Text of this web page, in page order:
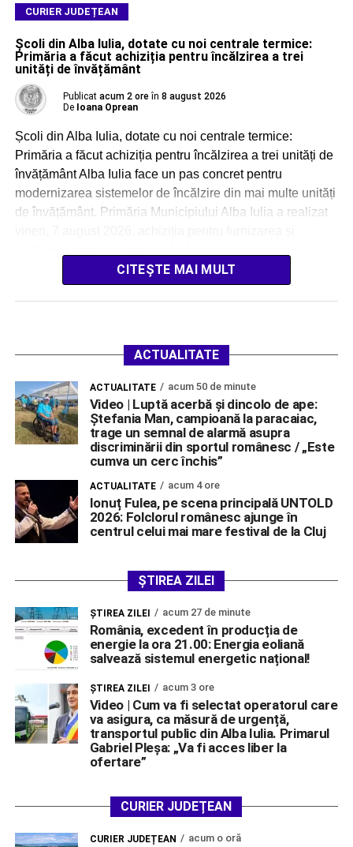
CURIER JUDEȚEAN
Școli din Alba Iulia, dotate cu noi centrale termice:
Primăria a făcut achiziția pentru încălzirea a trei
unități de învățământ
Publicat acum 2 ore în 8 august 2026
De Ioana Oprean
Școli din Alba Iulia, dotate cu noi centrale termice:
Primăria a făcut achiziția pentru încălzirea a trei unități de
învățământ Alba Iulia face un pas concret pentru
modernizarea sistemelor de încălzire din mai multe unități
de învățământ. Primăria Municipiului Alba Iulia a realizat
CITEȘTE MAI MULT
ACTUALITATE
ACTUALITATE acum 50 de minute
Video | Luptă acerbă și dincolo de ape:
Ștefania Man, campioană la paracaiac,
trage un semnal de alarmă asupra
discriminării din sportul românesc / „Este
cumva un cerc închis”
ACTUALITATE acum 4 ore
Ionuț Fulea, pe scena principală UNTOLD
2026: Folclorul românesc ajunge în
centrul celui mai mare festival de la Cluj
ȘTIREA ZILEI
ŞTIREA ZILEI acum 27 de minute
România, excedent în producția de
energie la ora 21.00: Energia eoliană
salvează sistemul energetic național!
ŞTIREA ZILEI acum 3 ore
Video | Cum va fi selectat operatorul care
va asigura, ca măsură de urgență,
transportul public din Alba Iulia. Primarul
Gabriel Pleșa: „Va fi acces liber la
ofertare”
CURIER JUDEȚEAN
CURIER JUDEȚEAN acum o oră